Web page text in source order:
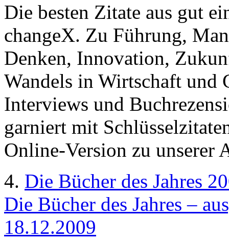
Die besten Zitate aus gut
changeX. Zu Führung,
Denken, Innovation,
Wandels in Wirtschaft und
Interviews und
garniert mit
Online-Version zu unserer
4. Die Bücher des Jahres
Die Bücher des Jahres –
18.12.2009